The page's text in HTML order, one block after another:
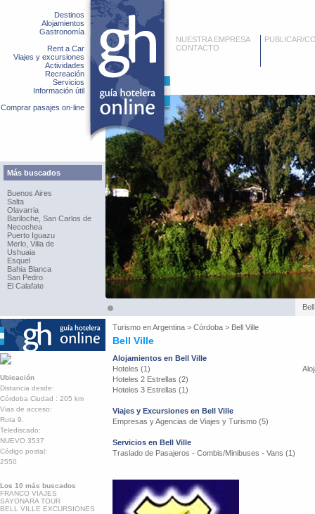
Destinos
Alojamientos
Gastronomía
Rent a Car
Viajes y excursiones
Actividades
Recreación
Servicios
Información útil
Comprar pasajes on-line
Más buscados
Buenos Aires
Salta
Olavarria
Bariloche, San Carlos de
Necochea
Puerto Iguazu
Merlo, Villa de
Ushuaia
Esquel
Bahia Blanca
San Pedro
El Calafate
NUESTRA EMPRESA
CONTACTO
PUBLICAR/
Turismo enArgentina > Córdoba > Bell Ville
Bell Ville
Ubicación
Distancia desde:
Córdoba Ciudad : 205 km
Vias de acceso:
Ruta 9.
Telediscado:
NUEVO 3537
Código postal:
2550
Los 10 más buscados
FRANCO VIAJES
SAYONARA TOUR
BELL VILLE EXCURSIONES
Alojamientos en Bell Ville
Hoteles (1)
Hoteles 2 Estrellas (2)
Hoteles 3 Estrellas (1)
Viajes y Excursiones en Bell Ville
Empresas y Agencias de Viajes y Turismo (5)
Servicios en Bell Ville
Traslado de Pasajeros - Combis/Minibuses - Vans (1)